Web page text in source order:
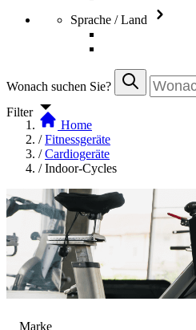
Sprache / Land
Wonach suchen Sie?
Filter
Marke
Home
/ Fitnessgeräte
/ Cardiogeräte
/ Indoor-Cycles